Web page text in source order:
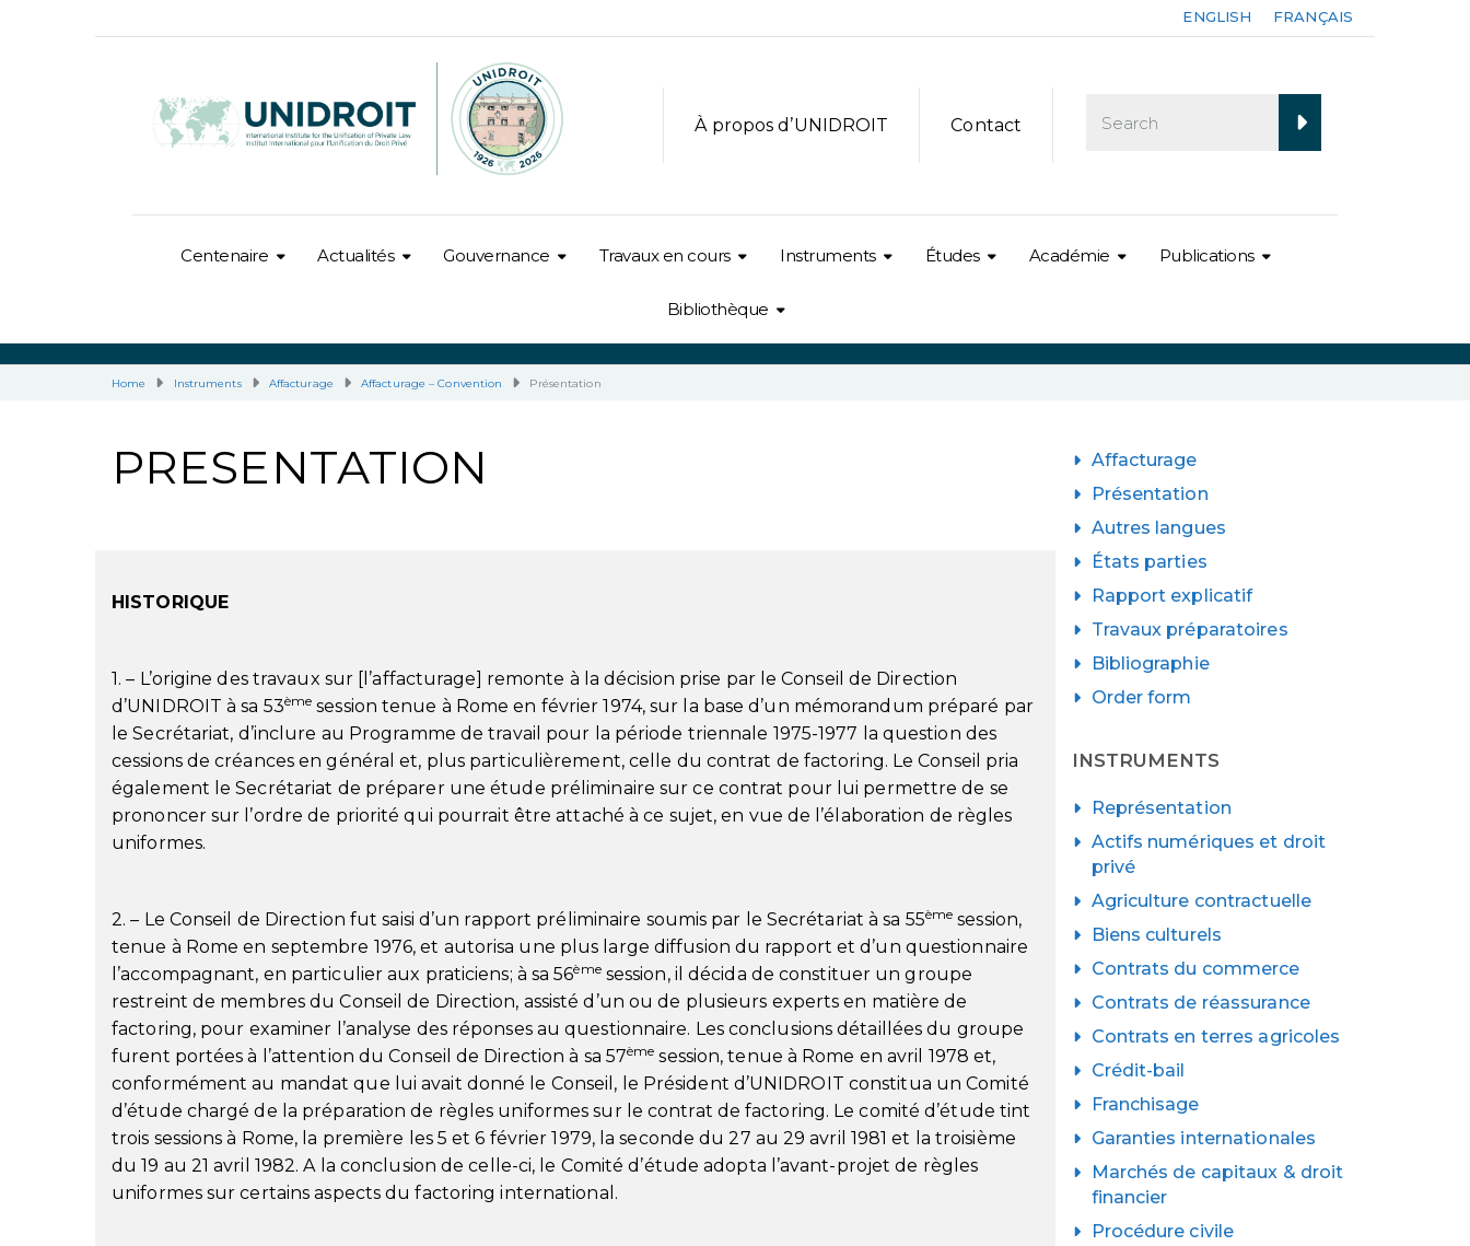
ENGLISH FRANÇAIS
À propos d’UNIDROIT Contact
Centenaire Actualités Gouvernance Travaux en cours Instruments Études Académie Publications
Bibliothèque
Home Instruments Affacturage Affacturage – Convention Présentation
PRESENTATION
HISTORIQUE
1. – L’origine des travaux sur [l’affacturage] remonte à la décision prise par le Conseil de Direction
d’UNIDROIT à sa 53ème session tenue à Rome en février 1974, sur la base d’un mémorandum préparé par
le Secrétariat, d’inclure au Programme de travail pour la période triennale 1975-1977 la question des
cessions de créances en général et, plus particulièrement, celle du contrat de factoring. Le Conseil pria
également le Secrétariat de préparer une étude préliminaire sur ce contrat pour lui permettre de se
prononcer sur l’ordre de priorité qui pourrait être attaché à ce sujet, en vue de l’élaboration de règles
uniformes.
2. – Le Conseil de Direction fut saisi d’un rapport préliminaire soumis par le Secrétariat à sa 55ème session,
tenue à Rome en septembre 1976, et autorisa une plus large diffusion du rapport et d’un questionnaire
l’accompagnant, en particulier aux praticiens; à sa 56èmesession, il décida de constituer un groupe
restreint de membres du Conseil de Direction, assisté d’un ou de plusieurs experts en matière de
factoring, pour examiner l’analyse des réponses au questionnaire. Les conclusions détaillées du groupe
furent portées à l’attention du Conseil de Direction à sa 57ème session, tenue à Rome en avril 1978 et,
conformément au mandat que lui avait donné le Conseil, le Président d’UNIDROIT constitua un Comité
d’étude chargé de la préparation de règles uniformes sur le contrat de factoring. Le comité d’étude tint
trois sessions à Rome, la première les 5 et 6 février 1979, la seconde du 27 au 29 avril 1981 et la troisième
du 19 au 21 avril 1982. A la conclusion de celle-ci, le Comité d’étude adopta l’avant-projet de règles
uniformes sur certains aspects du factoring international.
Affacturage
Présentation
Autres langues
États parties
Rapport explicatif
Travaux préparatoires
Bibliographie
Order form
INSTRUMENTS
Représentation
Actifs numériques et droit
privé
Agriculture contractuelle
Biens culturels
Contrats du commerce
Contrats de réassurance
Contrats en terres agricoles
Crédit-bail
Franchisage
Garanties internationales
Marchés de capitaux & droit
financier
Procédure civile